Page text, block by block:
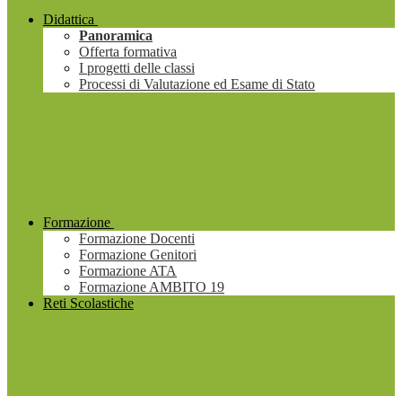
Didattica
Panoramica
Offerta formativa
I progetti delle classi
Processi di Valutazione ed Esame di Stato
Formazione
Formazione Docenti
Formazione Genitori
Formazione ATA
Formazione AMBITO 19
Reti Scolastiche